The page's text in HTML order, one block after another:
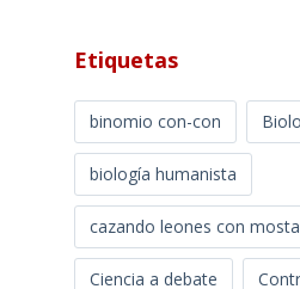
Etiquetas
binomio con-con
biología humanista
cazando leones con
Ciencia a debate